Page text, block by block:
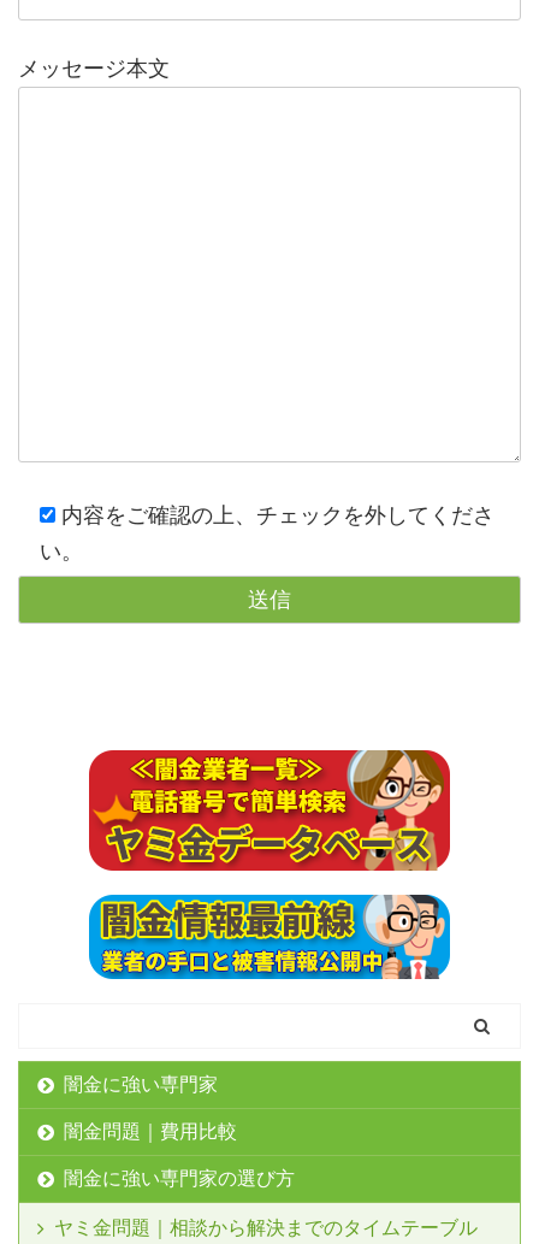
メッセージ本文
内容をご確認の上、チェックを外してくださ
い。
闇金に強い専門家
闇金問題｜費用比較
闇金に強い専門家の選び方
ヤミ金問題｜相談から解決までのタイムテーブル